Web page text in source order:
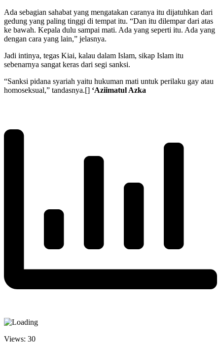
Ada sebagian sahabat yang mengatakan caranya itu dijatuhkan dari
gedung yang paling tinggi di tempat itu. “Dan itu dilempar dari atas
ke bawah. Kepala dulu sampai mati. Ada yang seperti itu. Ada yang
dengan cara yang lain,” jelasnya.
Jadi intinya, tegas Kiai, kalau dalam Islam, sikap Islam itu
sebenarnya sangat keras dari segi sanksi.
“Sanksi pidana syariah yaitu hukuman mati untuk perilaku gay atau
homoseksual,” tandasnya.[] ‘Aziimatul Azka
Views: 30